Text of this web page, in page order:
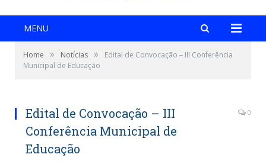
MENU
Home » Notícias »
Edital de Convocação – III Conferência
Municipal de Educação
Edital de Convocação – III
Conferência Municipal de
Educação
0